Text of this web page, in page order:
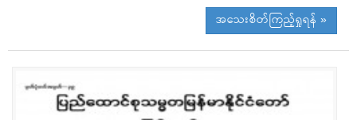
အသေးစိတ်ကြည့်ရှုရန် »